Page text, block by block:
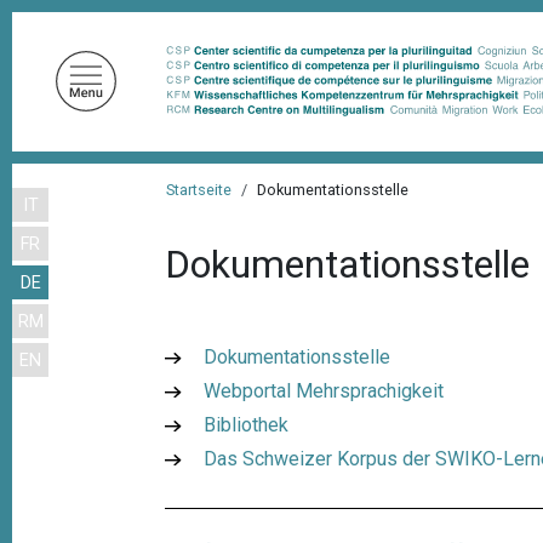
D
IT
FR
DE
RM
EN
Startseite Dokumentationsstelle
Dokumentationsstelle
Dokumentationsstelle
Webportal Mehrsprachigkeit
Bibliothek
Das Schweizer Korpus der SWIKO-